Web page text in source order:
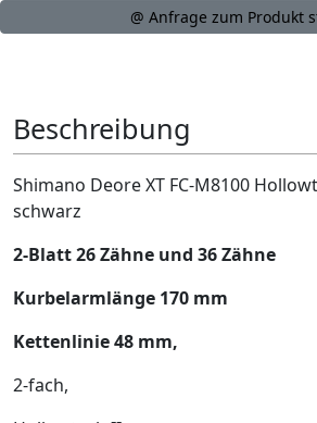
@ Anfrage zum Produkt
Beschreibung
Shimano Deore XT FC-M8100
schwarz
2-Blatt 26 Zähne und 36 Zähne
Kurbelarmlänge 170 mm
Kettenlinie 48 mm,
2-fach,